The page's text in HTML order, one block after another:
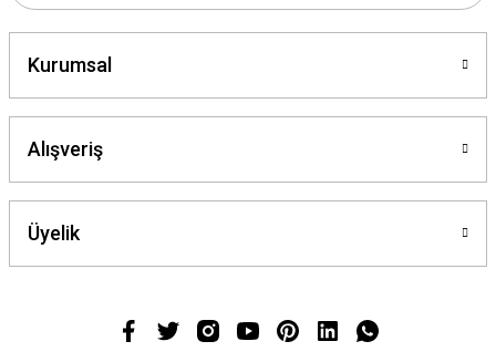
Kurumsal
Alışveriş
Üyelik